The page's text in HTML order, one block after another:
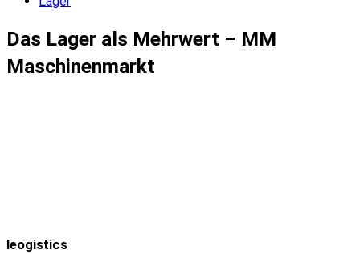
Das Lager als Mehrwert – MM
Maschinenmarkt
leogistics